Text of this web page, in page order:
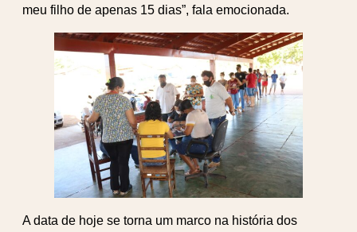
meu filho de apenas 15 dias”, fala emocionada.
A data de hoje se torna um marco na história dos